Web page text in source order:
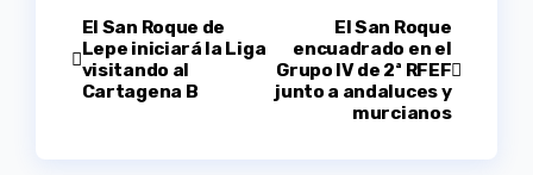
Navegación
de
El San Roque
encuadrado en el
Grupo IV de 2ª RFEF
junto a andaluces y
murcianos
El San Roque de
Lepe iniciará la Liga
visitando al
Cartagena B